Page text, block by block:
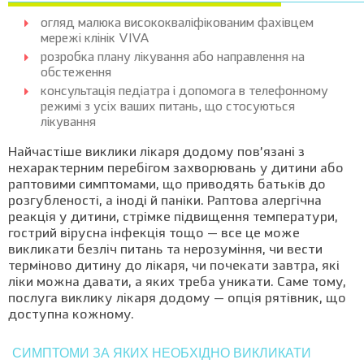
огляд малюка висококваліфікованим фахівцем
мережі клінік VIVA
розробка плану лікування або направлення на
обстеження
консультація педіатра і допомога в телефонному
режимі з усіх ваших питань, що стосуються
лікування
Найчастіше виклики лікаря додому пов’язані з
нехарактерним перебігом захворювань у дитини або
раптовими симптомами, що приводять батьків до
розгубленості, а іноді й паніки. Раптова алергічна
реакція у дитини, стрімке підвищення температури,
гострий вірусна інфекція тощо — все це може
викликати безліч питань та нерозуміння, чи вести
терміново дитину до лікаря, чи почекати завтра, які
ліки можна давати, а яких треба уникати. Саме тому,
послуга виклику лікаря додому — опція рятівник, що
доступна кожному.
СИМПТОМИ ЗА ЯКИХ НЕОБХІДНО ВИКЛИКАТИ